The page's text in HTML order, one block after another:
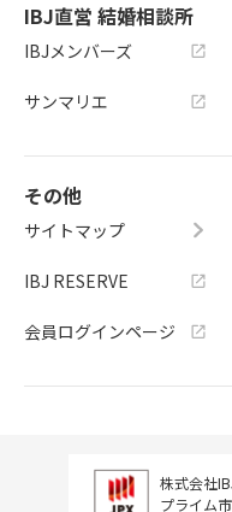
IBJ直営 結婚相談所
IBJメンバーズ
サンマリエ
その他
サイトマップ
IBJ RESERVE
会員ログインページ
株式会社
プライム